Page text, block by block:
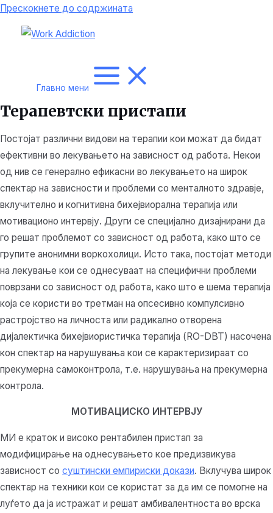
Прескокнете до содржината
Главно мени
Терапевтски пристапи
Постојат различни видови на терапии кои можат да бидат
ефективни во лекувањето на зависност од работа. Некои
од нив се генерално ефикасни во лекувањето на широк
спектар на зависности и проблеми со менталното здравје,
вклучително и когнитивна бихејвиорална терапија или
мотивационо интервју. Други се специјално дизајнирани да
го решат проблемот со зависност од работа, како што се
групите анонимни воркохолици. Исто така, постојат методи
на лекување кои се однесуваат на специфични проблеми
поврзани со зависност од работа, како што е шема терапија
која се користи во третман на опсесивно компулсивно
растројство на личноста или радикално отворена
дијалектичка бихејвиористичка терапија (RO-DBT) насочена
кон спектар на нарушувања кои се карактеризираат со
прекумерна самоконтрола, т.е. нарушувања на прекумерна
контрола.
МОТИВАЦИСКО ИНТЕРВЈУ
МИ е краток и високо рентабилен пристап за
модифицирање на однесувањето кое предизвикува
зависност со суштински емпириски докази. Вклучува широк
спектар на техники кои се користат за да им се помогне на
луѓето да ја истражат и решат амбивалентноста во врска